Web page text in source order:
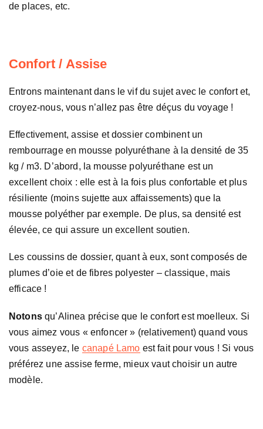
de places, etc.
Confort / Assise
Entrons maintenant dans le vif du sujet avec le confort et,
croyez-nous, vous n’allez pas être déçus du voyage !
Effectivement, assise et dossier combinent un
rembourrage en mousse polyuréthane à la densité de 35
kg / m3. D’abord, la mousse polyuréthane est un
excellent choix : elle est à la fois plus confortable et plus
résiliente (moins sujette aux affaissements) que la
mousse polyéther par exemple. De plus, sa densité est
élevée, ce qui assure un excellent soutien.
Les coussins de dossier, quant à eux, sont composés de
plumes d’oie et de fibres polyester – classique, mais
efficace !
Notonsqu’Alinea précise que le confort est moelleux. Si
vous aimez vous « enfoncer » (relativement) quand vous
vous asseyez, le canapé Lamo est fait pour vous ! Si vous
préférez une assise ferme, mieux vaut choisir un autre
modèle.